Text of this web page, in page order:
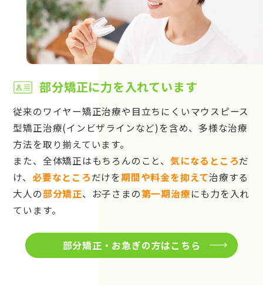
部分矯正に力を入れています
従来のワイヤー矯正治療や目立ちにくいマウスピース
型矯正治療(インビザラインなど)を含め、多様な治療
方法を取り揃えています。
また、全体矯正はもちろんのこと、 気になるところだ
け、 必要なところだけを期間や料金を抑えて治療する
大人の部分矯正、お子さまの第一期治療にも力を入れ
ています。
部分矯正・お急ぎの方はこちら